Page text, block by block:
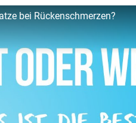
bei Rückenschmerzen?